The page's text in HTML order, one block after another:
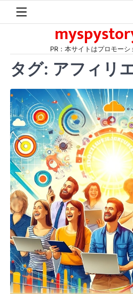
PR：本サイトはプロモーシ
タグ: アフィリ